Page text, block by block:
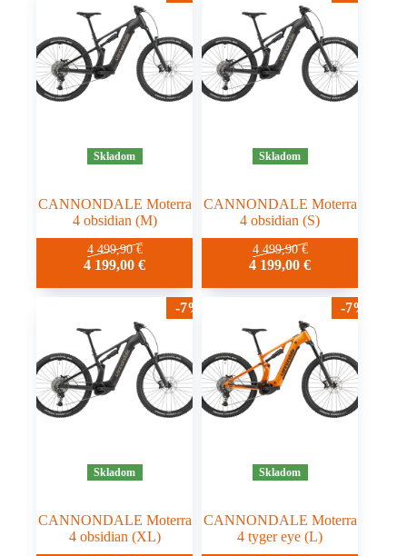
Skladom
CANNONDALE Moterra
4 obsidian (M)
4 499,90€
4 199,00€
Skladom
CANNONDALE Moterra
4 obsidian (S)
4 499,90€
4 199,00€
-7%
Skladom
CANNONDALE Moterra
4 obsidian (XL)
-7%
Skladom
CANNONDALE Moterra
4 tyger eye (L)